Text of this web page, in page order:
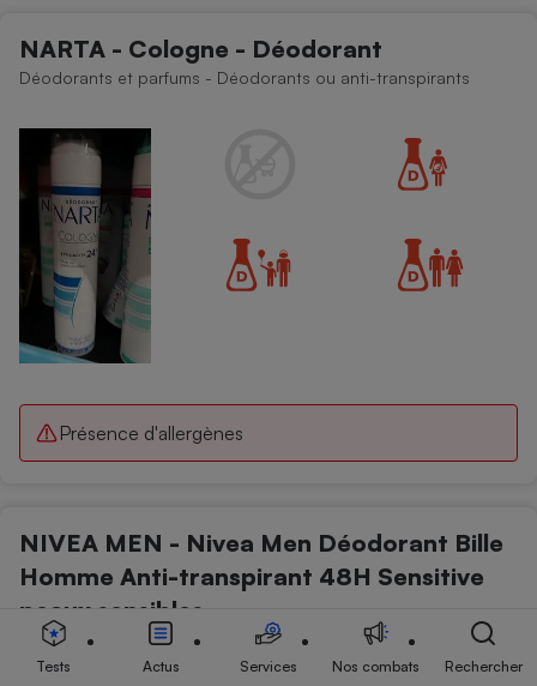
NARTA - Cologne - Déodorant
Déodorants et parfums - Déodorants ou anti-transpirants
Présence d'allergènes
NIVEA MEN - Nivea Men Déodorant Bille
Homme Anti-transpirant 48H Sensitive
peaux sensibles
Déodorants et parfums - Déodorants ou anti-transpirants
Tests Actus Services Nos combats Rechercher